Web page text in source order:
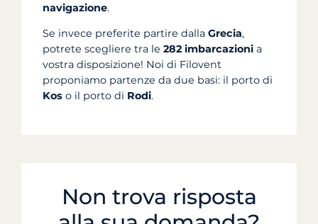
navigazione.
Se invece preferite partire dalla Grecia,
potrete scegliere tra le 282 imbarcazioni a
vostra disposizione! Noi di Filovent
proponiamo partenze da due basi: il porto di
Kos o il porto di Rodi.
Non trova risposta